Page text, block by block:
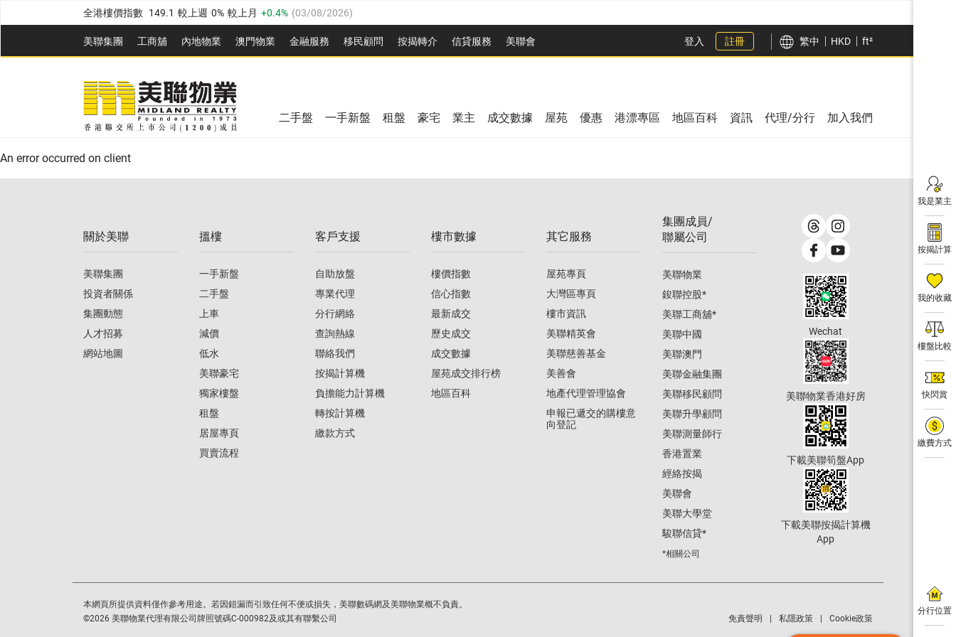
全港樓價指數 149.1 較上週 0% 較上月 0.4% (03/08/2026)
港島樓價指數 157.4 較上週 -0.3% 較上月 -0.8% (03/08/2026)
九龍樓價指數 156.4 較上週 -0.1% 較上月 0.3% (03/08/2026)
新界樓價指數 134.8 較上週 0.1%
美聯信心指數 77.1 較上週 0.7% 較上月 ( 03/08/2026
美聯集團 工商舖 內地物業 澳門物業 金融服務 移民顧問 按揭轉介 信貸服務 美聯會
全港樓價指數 149.1 較上週 0% 較上月
美聯信心指數 較上週 0.7% 03/08/2026)
登入 註冊 繁中 HKD ft²
我是業主
按揭計算
我的收藏
樓盤比較
快閃賞
繳費方式
分行位置
二手盤 一手新盤 租盤 豪宅 業主 成交數據 屋苑 優惠 港漂專區 地區百科 資訊 代理/分行 加入我們
An error occurred on client
關於美聯
美聯集團
投資者關係
集團動態
人才招募
網站地圖
搵樓
一手新盤
二手盤
上車
減價
低水
美聯豪宅
獨家樓盤
租盤
居屋專頁
買賣流程
客戶支援
自助放盤
專業代理
分行網絡
查詢熱線
聯絡我們
按揭計算機
負擔能力計算機
轉按計算機
繳款方式
樓市數據
樓價指數
信心指數
最新成交
歷史成交
成交數據
屋苑成交排行榜
地區百科
其它服務
屋苑專頁
大灣區專頁
樓市資訊
美聯精英會
美聯慈善基金
美善會
地產代理管理協會
申報已遞交的購樓意
向登記
集團成員/
聯屬公司
美聯物業
鋑聯控股*
美聯工商舖*
美聯中國
美聯澳門
美聯金融集團
美聯移民顧問
美聯升學顧問
美聯測量師行
香港置業
經絡按揭
美聯會
美聯大學堂
駿聯信貸*
*相關公司
Wechat
美聯物業香港好房
下載美聯筍盤App
下載美聯按揭計算機
App
本網頁所提供資料僅作參考用途。若因錯漏而引致任何不便或損失，美聯數碼網及美聯物業概不負責。
©2026 美聯物業代理有限公司牌照號碼C-000982及或其有聯繫公司 免責聲明 私隱政策 Cookie政策